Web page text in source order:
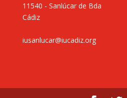
11540 - Sanlúcar de Bda
Cádiz
iusanlucar@iucadiz.org